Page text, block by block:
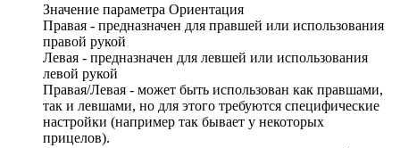
Значение параметра Ориентация
Правая - предназначен для правшей или использования
правой рукой
Левая - предназначен для левшей или использования
левой рукой
Правая/Левая - может быть использован как правшами,
так и левшами, но для этого требуются специфические
настройки (например так бывает у некоторых
прицелов).